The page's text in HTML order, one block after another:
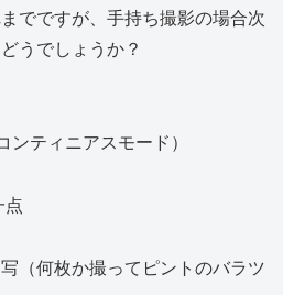
でですが、手持ち撮影の場合次
うでしょうか？
ティニアスモード）
何枚か撮ってピントのバラツ